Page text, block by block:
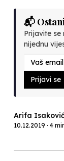
📬
Prijavite se
nijednu
Prijavi se
Arifa Isaković
10.12.2019 · 4